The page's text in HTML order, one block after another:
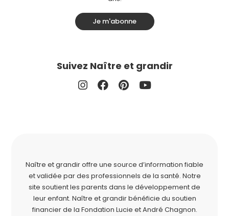
Je m'abonne
Suivez Naître et grandir
Naître et grandir offre une source d’information fiable
et validée par des professionnels de la santé. Notre
site soutient les parents dans le développement de
leur enfant. Naître et grandir bénéficie du soutien
financier de la Fondation Lucie et André Chagnon.